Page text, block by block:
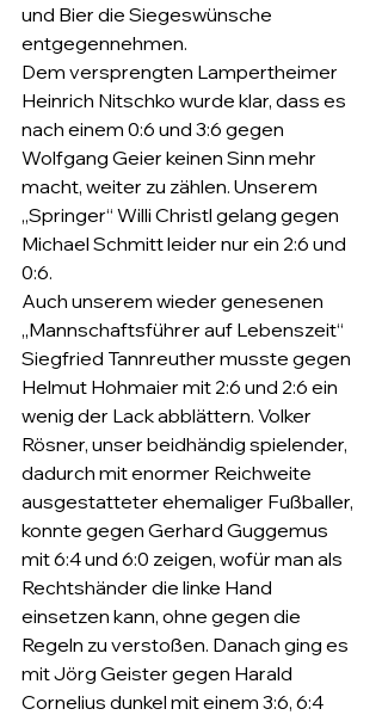
und Bier die Siegeswünsche
entgegennehmen.
Dem versprengten Lampertheimer
Heinrich Nitschko wurde klar, dass es
nach einem 0:6 und 3:6 gegen
Wolfgang Geier keinen Sinn mehr
macht, weiter zu zählen. Unserem
„Springer“ Willi Christl gelang gegen
Michael Schmitt leider nur ein 2:6 und
0:6.
Auch unserem wieder genesenen
„Mannschaftsführer auf Lebenszeit“
Siegfried Tannreuther musste gegen
Helmut Hohmaier mit 2:6 und 2:6 ein
wenig der Lack abblättern. Volker
Rösner, unser beidhändig spielender,
dadurch mit enormer Reichweite
ausgestatteter ehemaliger Fußballer,
konnte gegen Gerhard Guggemus
mit 6:4 und 6:0 zeigen, wofür man als
Rechtshänder die linke Hand
einsetzen kann, ohne gegen die
Regeln zu verstoßen. Danach ging es
mit Jörg Geister gegen Harald
Cornelius dunkel mit einem 3:6, 6:4